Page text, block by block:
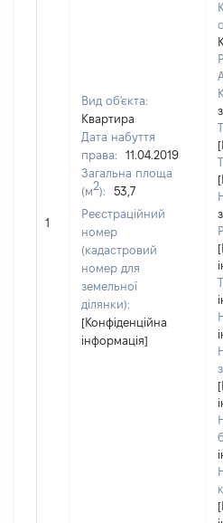
1
Вид об'єкта:
Квартира
Дата набуття
права:
11.04.2019
Загальна площа
(м2):
53,7
Реєстраційний
номер
(кадастровий
номер для
земельної
ділянки):
[Конфіденційна
інформація]